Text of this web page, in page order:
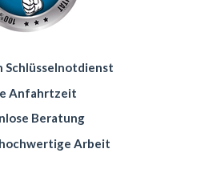
Schlüsselnotdienst
Anfahrtzeit
Beratung
Arbeit